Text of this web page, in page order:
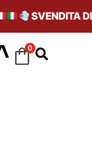
SVENDITA DI
0